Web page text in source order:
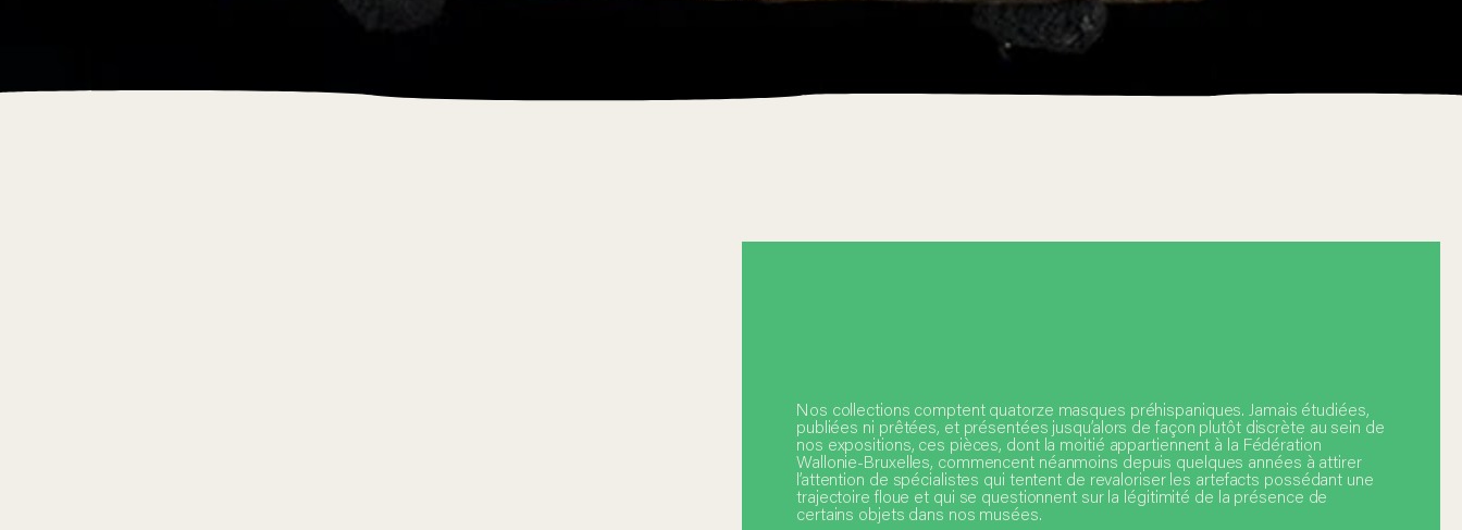
Nos collections comptent quatorze masques préhispaniques. Jamais étudiées,
publiées ni prêtées, et présentées jusqu’alors de façon plutôt discrète au sein de
nos expositions, ces pièces, dont la moitié appartiennent à la Fédération
Wallonie-Bruxelles, commencent néanmoins depuis quelques années à attirer
l’attention de spécialistes qui tentent de revaloriser les artefacts possédant une
trajectoire floue et qui se questionnent sur la légitimité de la présence de
certains objets dans nos musées.